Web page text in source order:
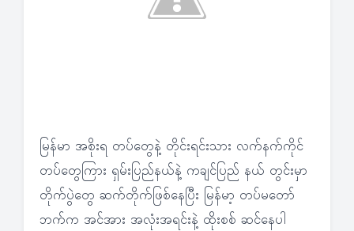
မြန်မာ အစိုးရ တပ်တွေနဲ့ တိုင်းရင်းသား လက်နက်ကိုင်
တပ်တွေကြား ရှမ်းပြည်နယ်နဲ့ ကချင်ပြည် နယ် တွင်းမှာ
တိုက်ပွဲတွေ ဆက်တိုက်ဖြစ်နေပြီး မြန်မာ့ တပ်မတော်
ဘက်က အင်အား အလုံးအရင်းနဲ့ ထိုးစစ် ဆင်နေပါ